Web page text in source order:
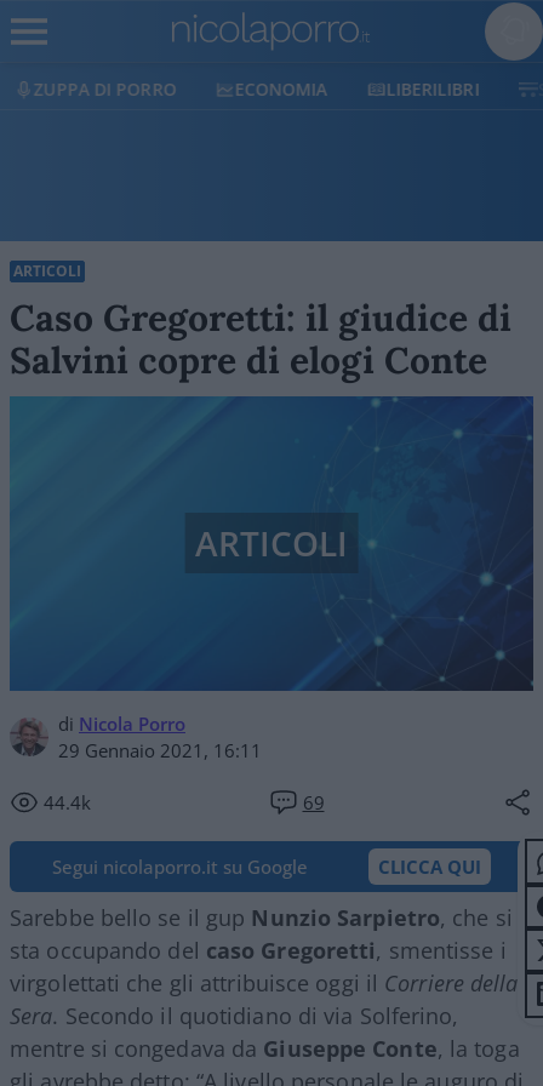
ECONOMIA LIBERILIBRI SHOP
ARTICOLI
Caso Gregoretti: il giudice di
Salvini copre di elogi Conte
di Nicola Porro
29 Gennaio 2021, 16:11
44.4k 69
ARTICOLI
Segui nicolaporro.it su Google CLICCA QUI
Sarebbe bello se il gup Nunzio Sarpietro, che si
sta occupando del caso Gregoretti, smentisse i
virgolettati che gli attribuisce oggi il Corriere della
Sera. Secondo il quotidiano di via Solferino,
mentre si congedava da Giuseppe Conte, la toga